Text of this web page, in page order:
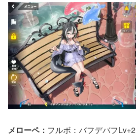
メローペ： フルボ：バフデバフLv+2